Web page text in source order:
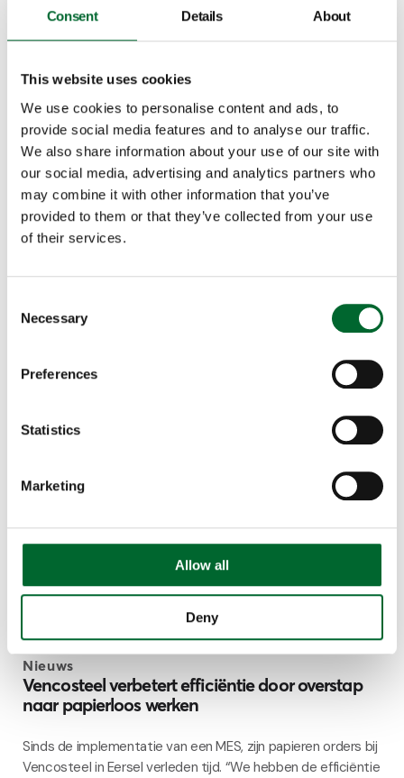
Consent Details About
This website uses cookies
We use cookies to personalise content and ads, to
provide social media features and to analyse our traffic.
We also share information about your use of our site with
our social media, advertising and analytics partners who
may combine it with other information that you’ve
provided to them or that they’ve collected from your use
of their services.
Selection
Necessary
Preferences
Statistics
Marketing
Allow all
Deny
Nieuws
leghennen
Oproep aan pluimveehouders: doe mee aan het "Happy
Feet" onderzoek naar tenenpikken bij leghennen Wageningen
Livestock Research (WLR) voert in samenwerking met...
Nieuws
Vencosteel verbetert efficiëntie door overstap
naar papierloos werken
Sinds de implementatie van een MES, zijn papieren orders bij
Vencosteel in Eersel verleden tijd. “We hebben de efficiëntie